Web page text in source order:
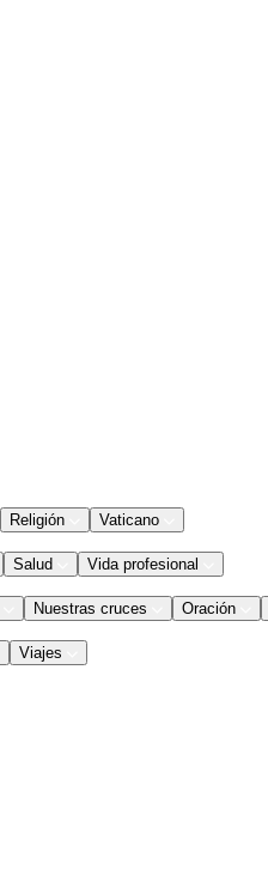
Religión Vaticano
Salud Vida profesional
Nuestras cruces Oración
Viajes